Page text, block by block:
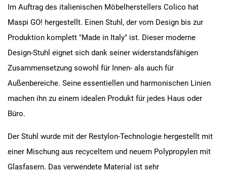
Im Auftrag des italienischen Möbelherstellers Colico hat
Maspi GO! hergestellt. Einen Stuhl, der vom Design bis zur
Produktion komplett "Made in Italy" ist. Dieser moderne
Design-Stuhl eignet sich dank seiner widerstandsfähigen
Zusammensetzung sowohl für Innen- als auch für
Außenbereiche. Seine essentiellen und harmonischen Linien
machen ihn zu einem idealen Produkt für jedes Haus oder
Büro.
Der Stuhl wurde mit der Restylon-Technologie hergestellt mit
einer Mischung aus recyceltem und neuem Polypropylen mit
Glasfasern. Das verwendete Material ist sehr